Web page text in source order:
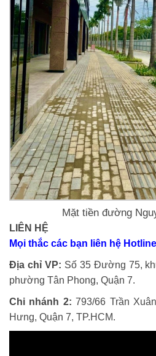
Mặt tiền đường
LIÊN HỆ
Mọi thắc các bạn liên hệ
Địa chỉ VP: Số 35 Đường 75,
phường Tân Phong, Quận 7.
Chi nhánh 2: 793/66 Trần
Hưng, Quận 7, TP.HCM.